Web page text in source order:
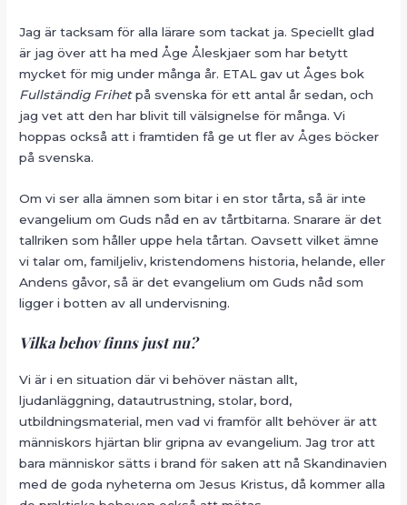
Jag är tacksam för alla lärare som tackat ja. Speciellt glad
är jag över att ha med Åge Åleskjaer som har betytt
mycket för mig under många år. ETAL gav ut Åges bok
Fullständig Frihetpå svenska för ett antal år sedan, och
jag vet att den har blivit till välsignelse för många. Vi
hoppas också att i framtiden få ge ut fler av Åges böcker
på svenska.
Om vi ser alla ämnen som bitar i en stor tårta, så är inte
evangelium om Guds nåd en av tårtbitarna. Snarare är det
tallriken som håller uppe hela tårtan. Oavsett vilket ämne
vi talar om, familjeliv, kristendomens historia, helande, eller
Andens gåvor, så är det evangelium om Guds nåd som
ligger i botten av all undervisning.
Vilka behov finns just nu?
Vi är i en situation där vi behöver nästan allt,
ljudanläggning, datautrustning, stolar, bord,
utbildningsmaterial, men vad vi framför allt behöver är att
människors hjärtan blir gripna av evangelium. Jag tror att
bara människor sätts i brand för saken att nå Skandinavien
med de goda nyheterna om Jesus Kristus, då kommer alla